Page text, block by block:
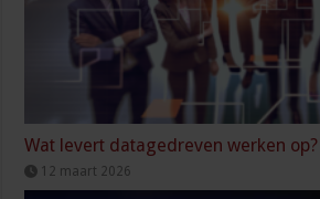
Wat levert datagedreven werken op?
12 maart 2026